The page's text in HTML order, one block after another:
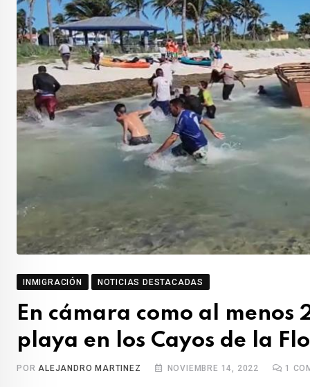
INMIGRACIÓN NOTICIAS DESTACADAS
En cámara como al
playa en los Cayos de la
PORALEJANDRO MARTINEZ NOVIEMBRE 14, 2022 1